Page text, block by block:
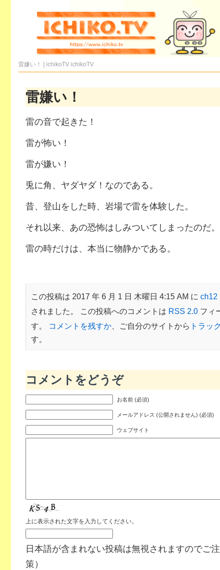
雷嫌い！ | ichikoTV ichikoTV
雷嫌い！
雷の音で起きた！
雷が怖い！
雷が嫌い！
兎に角、ヤダヤダ！なのである。
昔、登山をした時、岩場で雷を体験した。
それ以来、あの恐怖はしみついてしまったのだ。
雷の時だけは、本当に物静かである。
この投稿は 2017 年 6 月 1 日 木曜日 4:15 AM に ch12
されました。 この投稿へのコメントは RSS 2.0フィ
す。
コメントを残すか、ご自分のサイトから トラッ
す。
コメントをどうぞ
お名前 (必須)
メールアドレス (公開されません) (必須)
ウェブサイト
上に表示された文字を入力してください。
日本語が含まれない投稿は無視されますのでご
策）